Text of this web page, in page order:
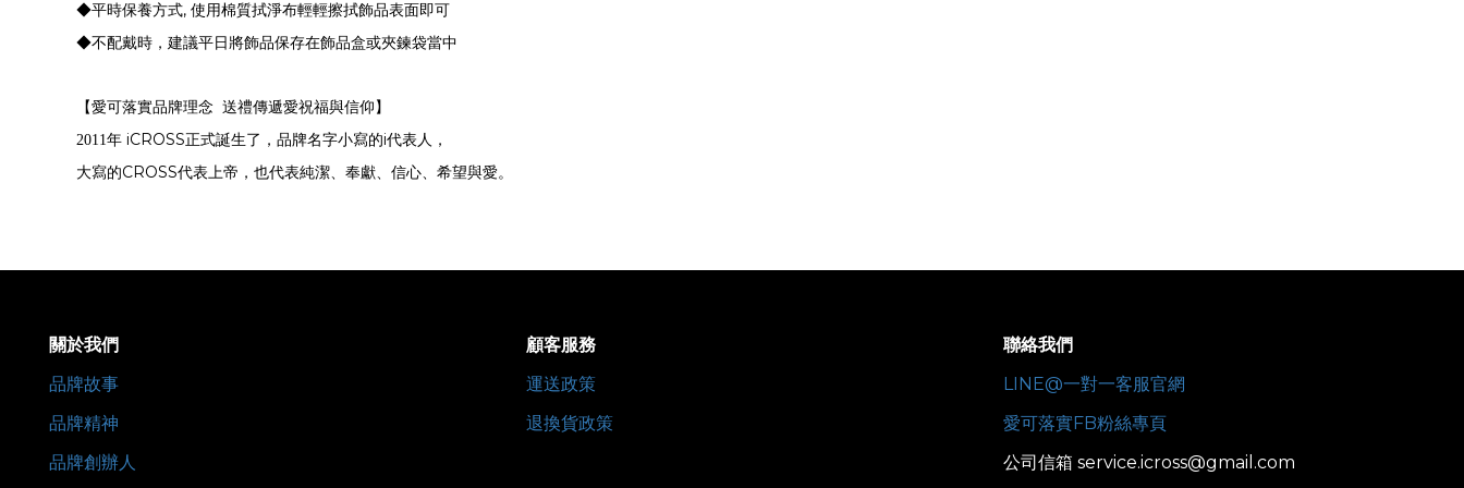
◆平時保養方式, 使用棉質拭淨布輕輕擦拭飾品表面即可
◆不配戴時，建議平日將飾品保存在飾品盒或夾鍊袋當中
【愛可落實品牌理念 送禮傳遞愛祝福與信仰】
2011年 iCROSS正式誕生了，品牌名字小寫的i代表人，
大寫的CROSS代表上帝，也代表純潔、奉獻、信心、希望與愛。
關於我們
品牌故事
品牌精神
品牌創辦人
顧客服務
運送政策
退換貨政策
聯絡我們
LINE@一對一客服官網
愛可落實FB粉絲專頁
公司信箱 service.icross@gmail.com